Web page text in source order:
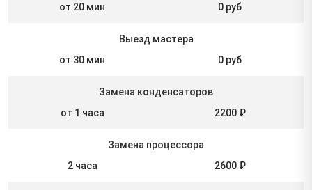
от 20 мин
0 руб
Выезд мастера
от 30 мин
0 руб
Замена конденсаторов
от 1 часа
2200 ₽
Замена процессора
2 часа
2600 ₽